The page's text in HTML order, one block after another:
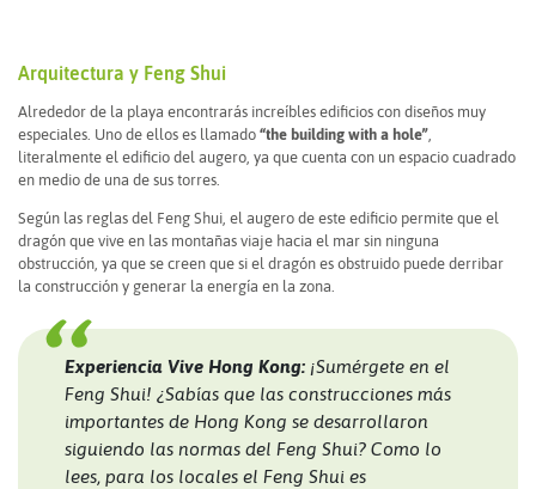
Arquitectura y Feng Shui
Alrededor de la playa encontrarás increíbles edificios con diseños muy
especiales. Uno de ellos es llamado “the building with a hole”,
literalmente el edificio del augero, ya que cuenta con un espacio cuadrado
en medio de una de sus torres.
Según las reglas del Feng Shui, el augero de este edificio permite que el
dragón que vive en las montañas viaje hacia el mar sin ninguna
obstrucción, ya que se creen que si el dragón es obstruido puede derribar
la construcción y generar la energía en la zona.
Experiencia Vive Hong Kong: ¡Sumérgete en el
Feng Shui! ¿Sabías que las construcciones más
importantes de Hong Kong se desarrollaron
siguiendo las normas del Feng Shui? Como lo
lees, para los locales el Feng Shui es